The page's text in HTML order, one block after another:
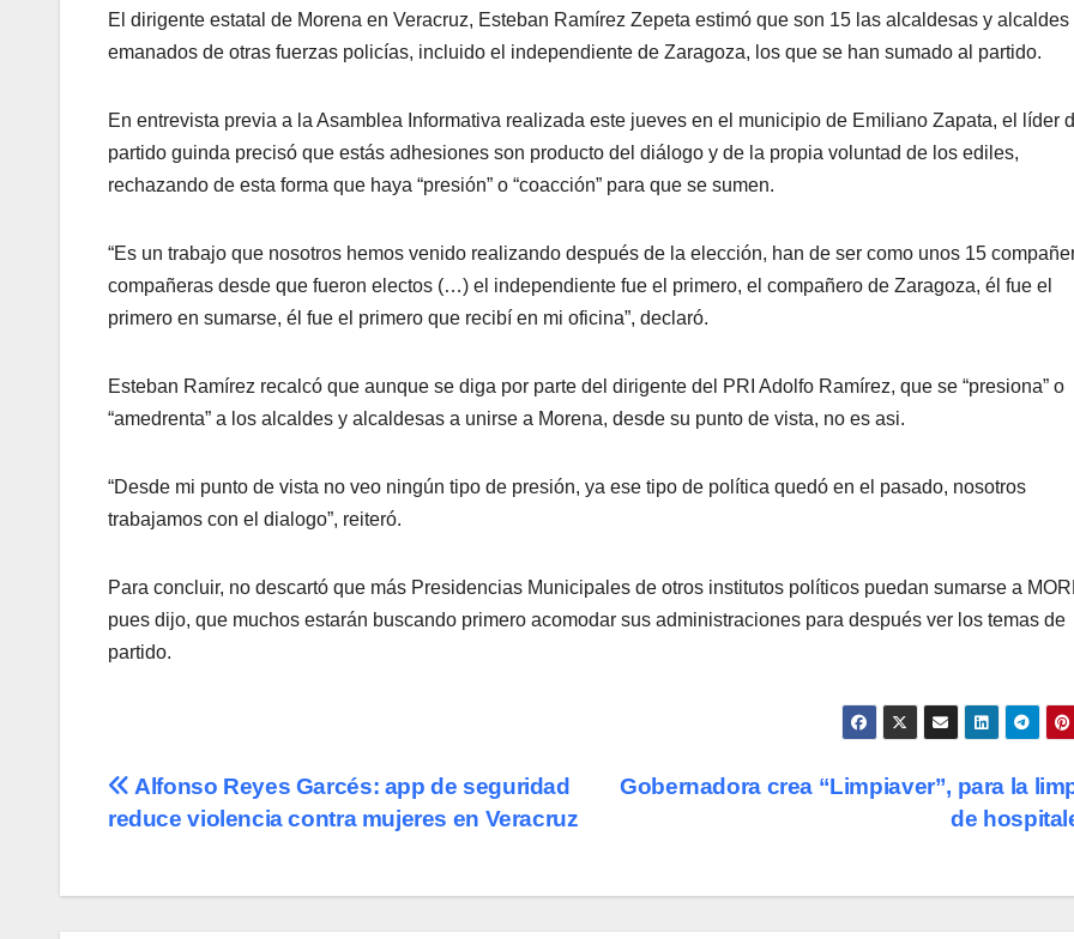
El dirigente estatal de Morena en Veracruz, Esteban Ramírez Zepeta estimó que son 15 las alcaldesas y alcaldes
emanados de otras fuerzas policías, incluido el independiente de Zaragoza, los que se han sumado al partido.
En entrevista previa a la Asamblea Informativa realizada este jueves en el municipio de Emiliano Zapata, el líder
partido guinda precisó que estás adhesiones son producto del diálogo y de la propia voluntad de los ediles,
rechazando de esta forma que haya “presión” o “coacción” para que se sumen.
“Es un trabajo que nosotros hemos venido realizando después de la elección, han de ser como unos 15
compañeras desde que fueron electos (…) el independiente fue el primero, el compañero de Zaragoza, él fue el
primero en sumarse, él fue el primero que recibí en mi oficina”, declaró.
Esteban Ramírez recalcó que aunque se diga por parte del dirigente del PRI Adolfo Ramírez, que se “presiona” o
“amedrenta” a los alcaldes y alcaldesas a unirse a Morena, desde su punto de vista, no es asi.
“Desde mi punto de vista no veo ningún tipo de presión, ya ese tipo de política quedó en el pasado, nosotros
trabajamos con el dialogo”, reiteró.
Para concluir, no descartó que más Presidencias Municipales de otros institutos políticos puedan sumarse a
pues dijo, que muchos estarán buscando primero acomodar sus administraciones para después ver los temas de
partido.
Navegación
entradas
Gobernadora crea “Limpiaver”, para la
de
Alfonso Reyes Garcés: app de seguridad
reduce violencia contra mujeres en Veracruz